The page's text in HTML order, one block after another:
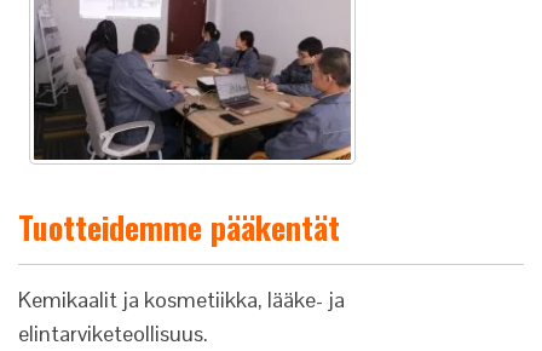
Tuotteidemme pääkentät
Kemikaalit ja kosmetiikka, lääke- ja
elintarviketeollisuus.